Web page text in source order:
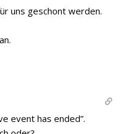
uns geschont werden.
event has ended”.